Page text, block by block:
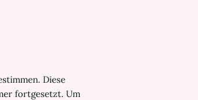
Diese
fortgesetzt. Um